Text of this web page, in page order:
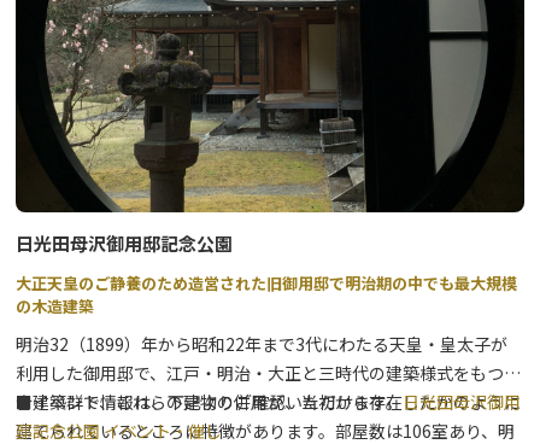
【ヤマビルにご注意ください！】
霧降高原周辺のハイキングコース（大山・丸山・古道（戊辰の
道）・隠れ三滝コース 等）では、特に6月から10月の雨天時やその
翌日、ヤマビルの目撃情報や被害報告が多く寄せられています。ご
散策の際には、どうぞご注意ください。
有効な対策についてはこちらをご参考にしてください。
日光田母沢御用邸記念公園
大正天皇のご静養のため造営された旧御用邸で明治期の中でも最大規模
の木造建築
明治32（1899）年から昭和22年まで3代にわたる天皇・皇太子が
利用した御用邸で、江戸・明治・大正と三時代の建築様式をもつ集
合建築群で、これらの建物の併用が、当初から存在したかのように
建てられているところに特徴があります。部屋数は106室あり、明
■イベント情報は、下記よりご確認いただけます。日光田母沢御用
邸記念公園 イベント・催し